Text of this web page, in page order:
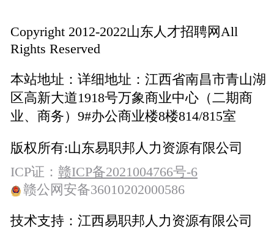
Copyright 2012-2022山东人才招聘网All
Rights Reserved
本站地址： 详细地址：江西省南昌市青山湖
区高新大道1918号万象商业中心（二期商
业、商务）9#办公商业楼8楼814/815室
版权所有:山东易职邦人力资源有限公司
ICP证： 赣ICP备2021004766号-6
赣公网安备36010202000586
技术支持： 江西易职邦人力资源有限公司